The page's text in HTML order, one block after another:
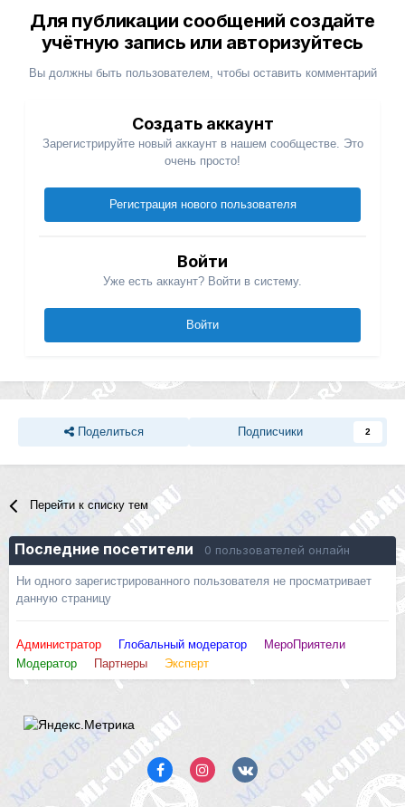
Для публикации сообщений создайте
учётную запись или авторизуйтесь
Вы должны быть пользователем, чтобы оставить комментарий
Создать аккаунт
Зарегистрируйте новый аккаунт в нашем сообществе. Это
очень просто!
Регистрация нового пользователя
Войти
Уже есть аккаунт? Войти в систему.
Войти
Поделиться Подписчики 2
Перейти к списку тем
Последние посетители 0 пользователей онлайн
Ни одного зарегистрированного пользователя не просматривает
данную страницу
Администратор Глобальный модератор
МероПриятели
Модератор
Партнеры Эксперт